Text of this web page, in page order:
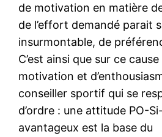
de motivation en matière
de l’effort demandé parait
insurmontable, de
C’est ainsi que sur ce
motivation et
conseiller sportif qui se
d’ordre : une attitude PO-
avantageux est la base du